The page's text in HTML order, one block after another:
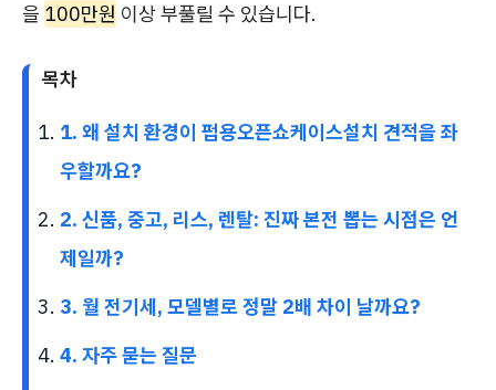
을 100만원 이상 부풀릴 수 있습니다.
목차
1. 왜 설치 환경이 펍용오픈쇼케이스설치 견적을 좌
우할까요?
2. 신품, 중고, 리스, 렌탈: 진짜 본전 뽑는 시점은 언
제일까?
3. 월 전기세, 모델별로 정말 2배 차이 날까요?
4. 자주 묻는 질문